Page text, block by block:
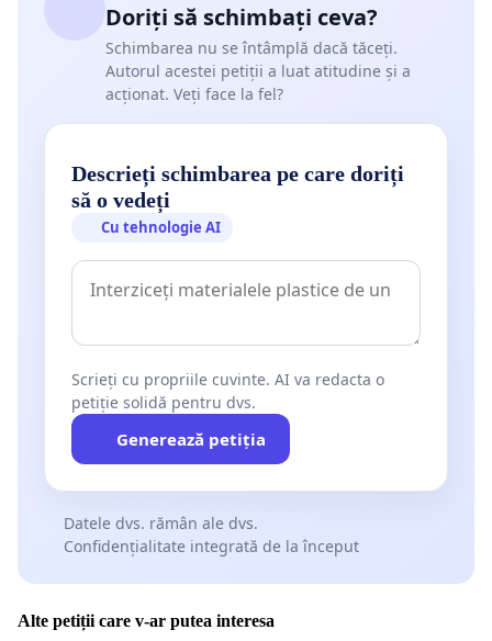
Doriți să schimbați ceva?
Schimbarea nu se întâmplă dacă tăceți.
Autorul acestei petiții a luat atitudine și a
acționat. Veți face la fel?
Descrieți schimbarea pe care doriți
să o vedeți
Cu tehnologie AI
Scrieți cu propriile cuvinte. AI va redacta o
petiție solidă pentru dvs.
Generează petiția
Datele dvs. rămân ale dvs.
Confidențialitate integrată de la început
Alte petiții care v-ar putea interesa